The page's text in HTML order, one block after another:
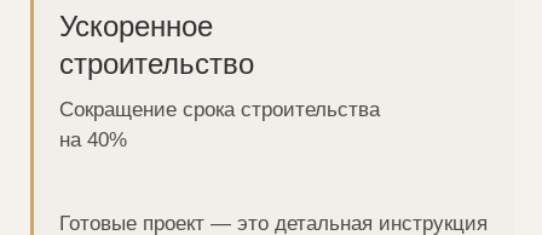
Поэтапная оплата
ипотеку от 6% на строительство
загородного дома